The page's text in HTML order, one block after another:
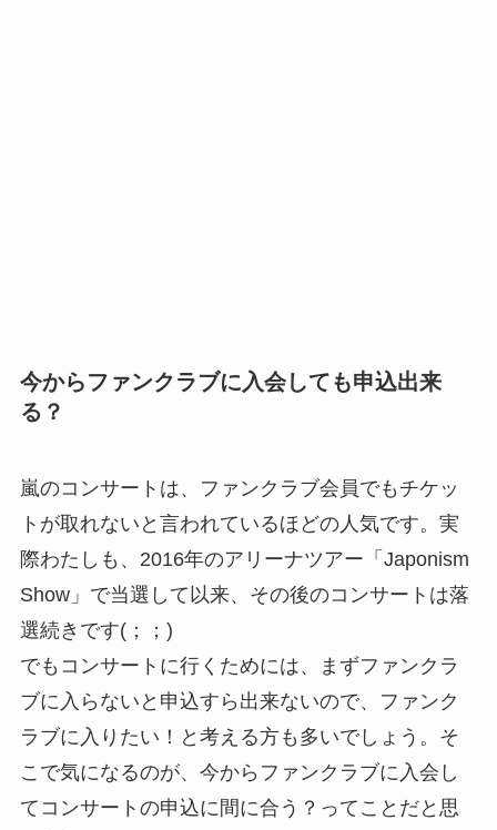
今からファンクラブに入会しても申込出来
る？
嵐のコンサートは、ファンクラブ会員でもチケッ
トが取れないと言われているほどの人気です。実
際わたしも、2016年のアリーナツアー「Japonism
Show」で当選して以来、その後のコンサートは落
選続きです(；；)
でもコンサートに行くためには、まずファンクラ
ブに入らないと申込すら出来ないので、ファンク
ラブに入りたい！と考える方も多いでしょう。そ
こで気になるのが、今からファンクラブに入会し
てコンサートの申込に間に合う？ってことだと思